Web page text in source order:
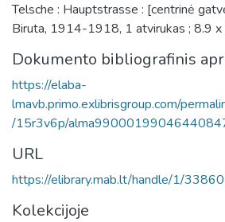
Telsche : Hauptstrasse : [centrinė
Biruta, 1914-1918, 1 atvirukas ; 8.9 x
Dokumento bibliografinis
https://elaba-
lmavb.primo.exlibrisgroup.com/
/15r3v6p/
URL
https://elibrary.mab.lt/handle/1/33860
Kolekcijoje